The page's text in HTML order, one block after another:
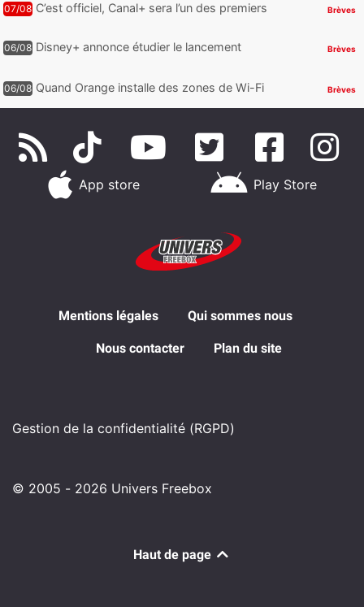
07/08 C’est officiel, Canal+ sera l’un des premiers
Brèves
06/08 Disney+ annonce étudier le lancement
Brèves
06/08 Quand Orange installe des zones de Wi-Fi
Brèves
App store Play Store
Mentions légales Qui sommes nous
Nous contacter Plan du site
Gestion de la confidentialité (RGPD)
© 2005 - 2026 Univers Freebox
Haut de page